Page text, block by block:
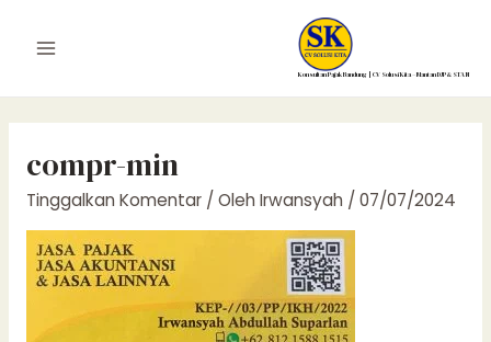
Main
Menu
Konsultan Pajak Bandung | CV Solusi Kita – Mantan DJP & STAN
compr-min
Tinggalkan Komentar / OlehIrwansyah / 07/07/2024